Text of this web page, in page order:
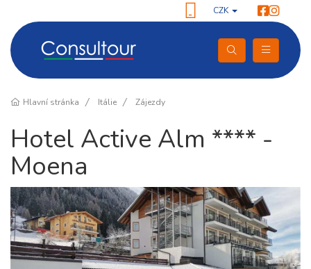
CZK
Hlavní stránka Itálie Zájezdy
Hotel Active Alm **** -
Moena